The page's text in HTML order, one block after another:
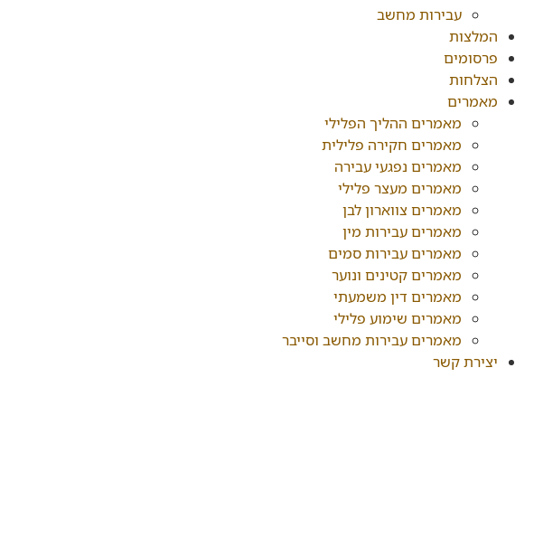
עבירות מחשב
המלצות
פרסומים
הצלחות
מאמרים
מאמרים ההליך הפלילי
מאמרים חקירה פלילית
מאמרים נפגעי עבירה
מאמרים מעצר פלילי
מאמרים צווארון לבן
מאמרים עבירות מין
מאמרים עבירות סמים
מאמרים קטינים ונוער
מאמרים דין משמעתי
מאמרים שימוע פלילי
מאמרים עבירות מחשב וסייבר
יצירת קשר